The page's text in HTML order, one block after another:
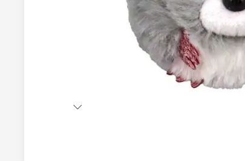
Nerf
Silahlar
Silah Setleri
Kılıç Setleri
Ok Setleri